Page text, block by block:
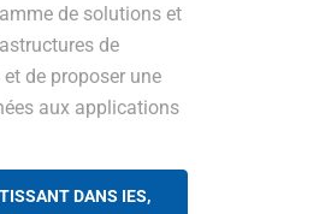
de solutions et
de
de proposer une
aux applications
DANS IES,